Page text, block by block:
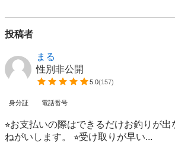
投稿者
まる
性別非公開
5.0(157)
身分証 電話番号
⭐︎お支払いの際はできるだけお釣りが
ねがいします。 ⭐︎受け取りが早い...